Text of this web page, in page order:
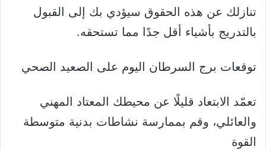
تنازلك عن هذه الحقوق سيؤدي بك إلى القبول
بالتدريج بأشياء أقل جدًا مما تستحقه.
توقعات برج السرطان اليوم على الصعيد الصحي
تعمّد الابتعاد قليلًا عن محيطك المعتاد المهني
والعائلي، وقم بممارسة نشاطات بدنية متوسطة
القوة